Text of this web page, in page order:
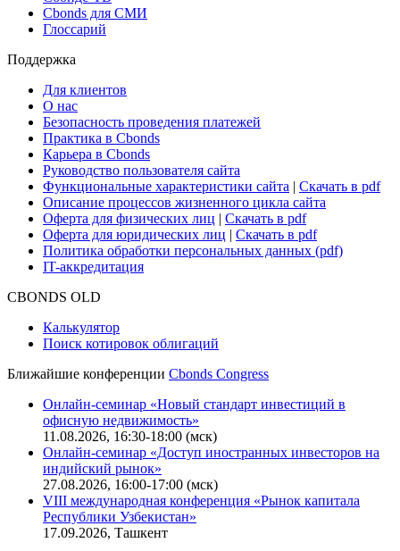
Новости рынка
Research Hub
Cbonds Review
Сбондс-ТВ
Глоссарий
Поддержка
Для клиентов
О нас
Безопасность проведения платежей
Практика в Cbonds
Карьера в Cbonds
Руководство пользователя сайта
Функциональные характеристики сайта|Скачать в pdf
Описание процессов жизненного цикла сайта
Оферта для физических лиц
Оферта для юридических лиц
IT-аккредитация
Поиск котировок облигаций
Ближайшие конференцииCbonds Congress
Онлайн-семинар «Новый стандарт инвестиций в
офисную недвижимость»
11.08.2026, 16:30-18:00 (мск)
Онлайн-семинар «Доступ иностранных инвесторов на
индийский рынок»